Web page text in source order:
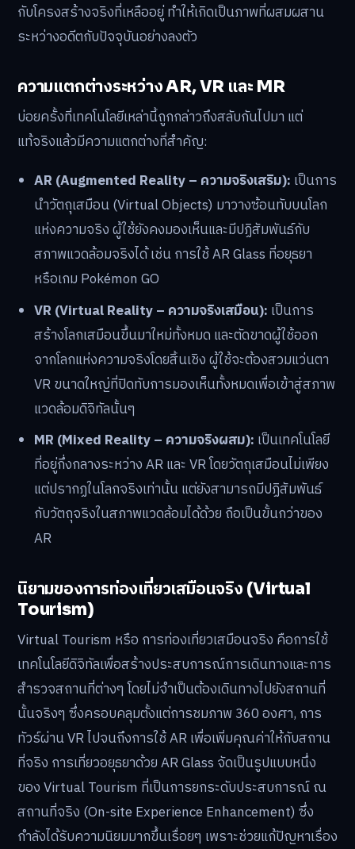
กับโครงสร้างจริงที่เหลืออยู่ ทำให้เกิดเป็นภาพที่ผสมผสาน
ระหว่างอดีตกับปัจจุบันอย่างลงตัว
ความแตกต่างระหว่าง AR, VR และ MR
บ่อยครั้งที่เทคโนโลยีเหล่านี้ถูกกล่าวถึงสลับกันไปมา แต่
แท้จริงแล้วมีความแตกต่างที่สำคัญ:
AR (Augmented Reality – ความจริงเสริม): เป็นการ
นำวัตถุเสมือน (Virtual Objects) มาวางซ้อนทับบนโลก
แห่งความจริง ผู้ใช้ยังคงมองเห็นและมีปฏิสัมพันธ์กับ
สภาพแวดล้อมจริงได้ เช่น การใช้ AR Glass ที่อยุธยา
หรือเกม Pokémon GO
VR (Virtual Reality – ความจริงเสมือน): เป็นการ
สร้างโลกเสมือนขึ้นมาใหม่ทั้งหมด และตัดขาดผู้ใช้ออก
จากโลกแห่งความจริงโดยสิ้นเชิง ผู้ใช้จะต้องสวมแว่นตา
VR ขนาดใหญ่ที่ปิดทับการมองเห็นทั้งหมดเพื่อเข้าสู่สภาพ
แวดล้อมดิจิทัลนั้นๆ
MR (Mixed Reality – ความจริงผสม): เป็นเทคโนโลยี
ที่อยู่กึ่งกลางระหว่าง AR และ VR โดยวัตถุเสมือนไม่เพียง
แต่ปรากฏในโลกจริงเท่านั้น แต่ยังสามารถมีปฏิสัมพันธ์
กับวัตถุจริงในสภาพแวดล้อมได้ด้วย ถือเป็นขั้นกว่าของ
AR
นิยามของการท่องเที่ยวเสมือนจริง (Virtual
Tourism)
Virtual Tourism หรือ การท่องเที่ยวเสมือนจริง คือการใช้
เทคโนโลยีดิจิทัลเพื่อสร้างประสบการณ์การเดินทางและการ
สำรวจสถานที่ต่างๆ โดยไม่จำเป็นต้องเดินทางไปยังสถานที่
นั้นจริงๆ ซึ่งครอบคลุมตั้งแต่การชมภาพ 360 องศา, การ
ทัวร์ผ่าน VR ไปจนถึงการใช้ AR เพื่อเพิ่มคุณค่าให้กับสถาน
ที่จริง การเที่ยวอยุธยาด้วย AR Glass จัดเป็นรูปแบบหนึ่ง
ของ Virtual Tourism ที่เป็นการยกระดับประสบการณ์ ณ
สถานที่จริง (On-site Experience Enhancement) ซึ่ง
กำลังได้รับความนิยมมากขึ้นเรื่อยๆ เพราะช่วยแก้ปัญหาเรื่อง